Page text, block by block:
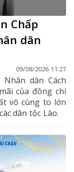
Chấp
dân
09/08/2026 11:27
dân Cách
của đồng chí
vô cùng to lớn
dân tộc Lào.